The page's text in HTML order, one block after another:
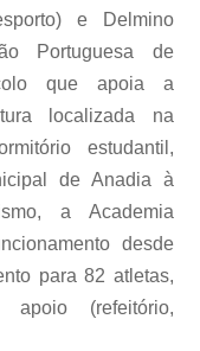
e Delmino
Portuguesa de
que apoia a
localizada na
estudantil,
de Anadia à
a Academia
desde
para 82 atletas,
(refeitório,